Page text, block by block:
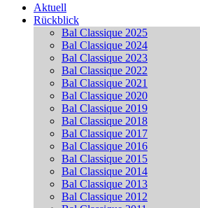
Aktuell
Rückblick
Bal Classique 2025
Bal Classique 2024
Bal Classique 2023
Bal Classique 2022
Bal Classique 2021
Bal Classique 2020
Bal Classique 2019
Bal Classique 2018
Bal Classique 2017
Bal Classique 2016
Bal Classique 2015
Bal Classique 2014
Bal Classique 2013
Bal Classique 2012